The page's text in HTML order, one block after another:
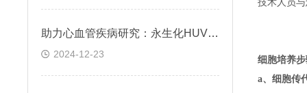
助力心血管疾病研究：永生化HUVEC!
2024-12-23
技术人员
细胞培养
a、 细胞传